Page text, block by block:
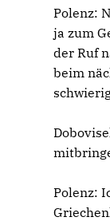
Polenz:
ja zum
der Ruf
beim
Polenz: